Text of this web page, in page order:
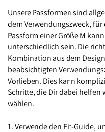
Unsere Passformen sind
dem Verwendungszweck,
Passform einer Größe M
unterschiedlich sein. Die
Kombination aus dem
beabsichtigten
Vorlieben. Dies kann
Schritte, die Dir dabei helfen
wählen.
1. Verwende den Fit-Guide,